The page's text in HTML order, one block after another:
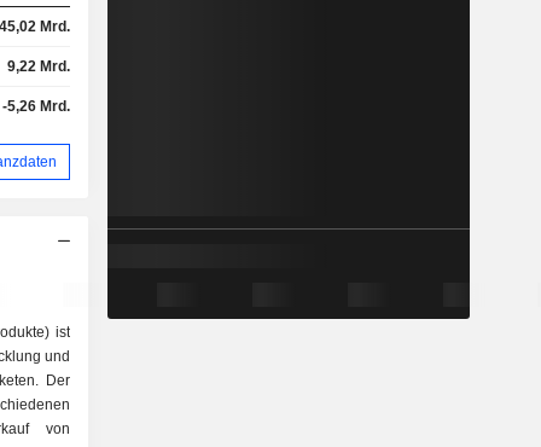
45,02 Mrd.
9,22 Mrd.
-5,26 Mrd.
ist
und
Der